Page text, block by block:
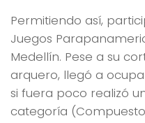
Permitiendo así,
Juegos
Medellín. Pese a su
arquero, llegó a
si fuera poco realizó
categoría